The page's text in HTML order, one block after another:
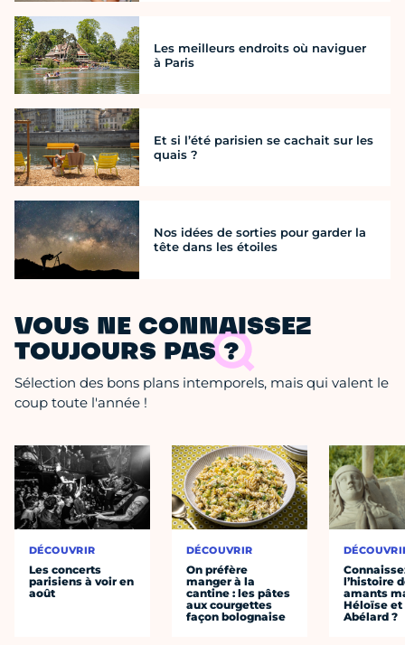
Les meilleurs endroits où naviguer
à Paris
Et si l’été parisien se cachait sur les
quais ?
Nos idées de sorties pour garder la
tête dans les étoiles
VOUS NE CONNAISSEZ
TOUJOURS PAS ?
Sélection des bons plans intemporels, mais qui valent le
coup toute l'année !
DÉCOUVRIR
Les concerts
parisiens à voir en
août
DÉCOUVRIR
On préfère
manger à la
cantine : les pâtes
aux courgettes
façon bolognaise
l’histoire
amants
Héloïse et
Abélard ?